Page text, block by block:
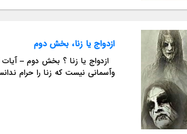
ازدواج یا زنا، بخش دوم
وآسمانی نیست که زنا را حرام